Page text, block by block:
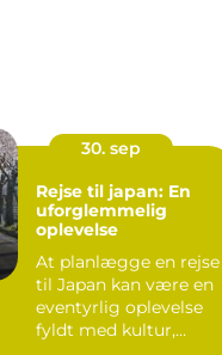
30. sep
Rejse til japan: En
uforglemmelig
oplevelse
At planlægge en rejse
til Japan kan være en
eventyrlig oplevelse
fyldt med kultur,